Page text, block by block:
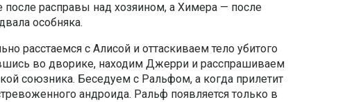
после расправы над хозяином, а Химера — после
особняка.
расстаемся с Алисой и оттаскиваем тело убитого
во дворике, находим Джерри и расспрашиваем
союзника. Беседуем с Ральфом, а когда прилетит
андроида. Ральф появляется только в